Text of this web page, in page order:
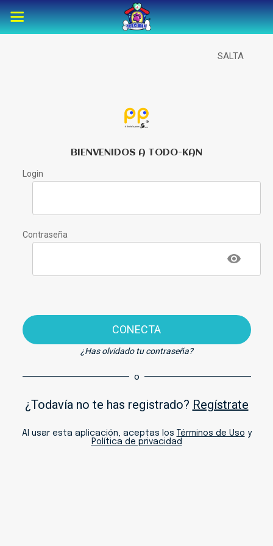
SALTA
BIENVENIDOS A TODO-KAN
Login
Contraseña
CONECTA
¿Has olvidado tu contraseña?
o
¿Todavía no te has registrado? Regístrate
Al usar esta aplicación, aceptas los Términos de Uso y
Política de privacidad